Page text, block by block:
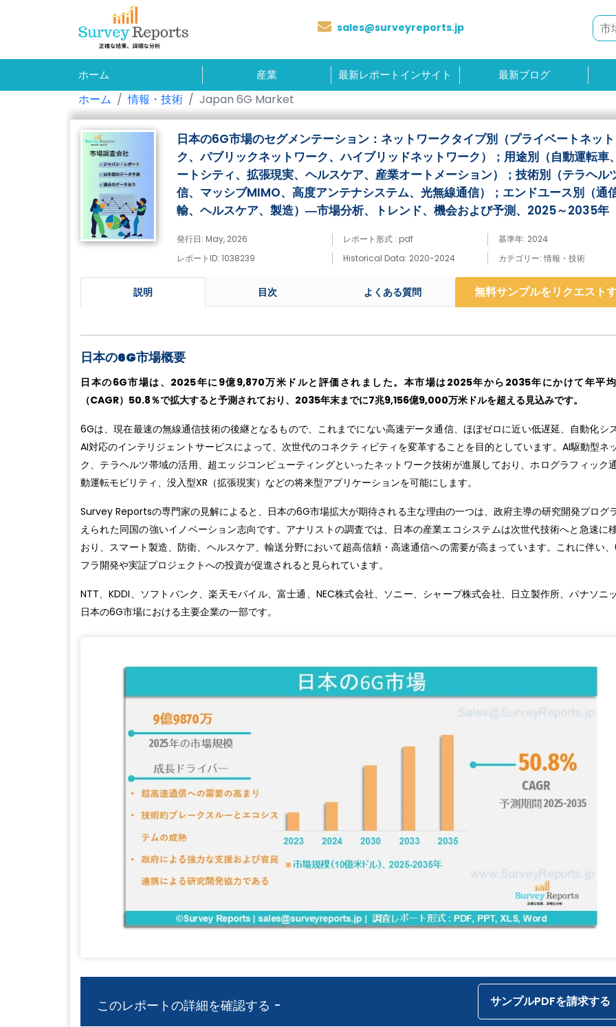
sales@surveyreports.jp
ホーム 産業 最新レポートインサイト 最新ブログ
ホーム 情報・技術 Japan 6G Market
日本の6G市場のセグメンテーション：ネットワークタイプ別（プライベートネッ
ク、パブリックネットワーク、ハイブリッドネットワーク）；用途別（自動運転車
ートシティ、拡張現実、ヘルスケア、産業オートメーション）；技術別（テラヘル
信、マッシブMIMO、高度アンテナシステム、光無線通信）；エンドユース別（通
輸、ヘルスケア、製造）―市場分析、トレンド、機会および予測、2025～2035年
発行日: May, 2026 レポート形式 : pdf
基準年: 2024
レポートID: 1038239
Historical Data: 2020-2024 カテゴリー: 情報・技術
説明 目次 よくある質問 無料サンプルをリクエスト
日本の6G市場概要
日本の6G市場は、2025年に9億9,870万米ドルと評価されました。本市場は2025年から2035年にかけて年平
（CAGR）50.8％で拡大すると予測されており、2035年末までに7兆9,156億9,000万米ドルを超える見込みです。
6Gは、現在最速の無線通信技術の後継となるもので、これまでにない高速データ通信、ほぼゼロに近い低遅延、自動化シ
AI対応のインテリジェントサービスによって、次世代のコネクティビティを変革することを目的としています。AI駆動型ネ
ク、テラヘルツ帯域の活用、超エッジコンピューティングといったネットワーク技術が進展しており、ホログラフィック
動運転モビリティ、没入型XR（拡張現実）などの将来型アプリケーションを可能にします。
Survey Reportsの専門家の見解によると、日本の6G市場拡大が期待される主な理由の一つは、政府主導の研究開発プログ
えられた同国の強いイノベーション志向です。アナリストの調査では、日本の産業エコシステムは次世代技術へと急速に
おり、スマート製造、防衛、ヘルスケア、輸送分野において超高信頼・高速通信への需要が高まっています。これに伴い
フラ開発や実証プロジェクトへの投資が促進されると見られています。
NTT、KDDI、ソフトバンク、楽天モバイル、富士通、NEC株式会社、ソニー、シャープ株式会社、日立製作所、パナソニッ
日本の6G市場における主要企業の一部です。
このレポートの詳細を確認する - サンプルPDFを請求する